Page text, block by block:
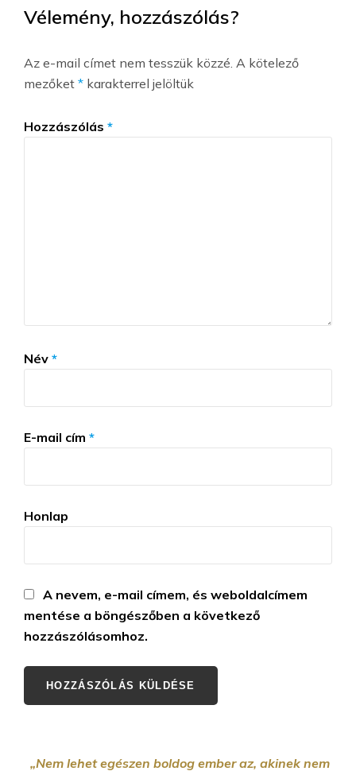
Vélemény, hozzászólás?
Az e-mail címet nem tesszük közzé. A kötelező
mezőket * karakterrel jelöltük
Hozzászólás *
Név *
E-mail cím *
Honlap
A nevem, e-mail címem, és weboldalcímem
mentése a böngészőben a következő
hozzászólásomhoz.
„Nem lehet egészen boldog ember az, akinek nem